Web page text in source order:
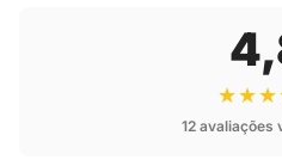
12 avaliações